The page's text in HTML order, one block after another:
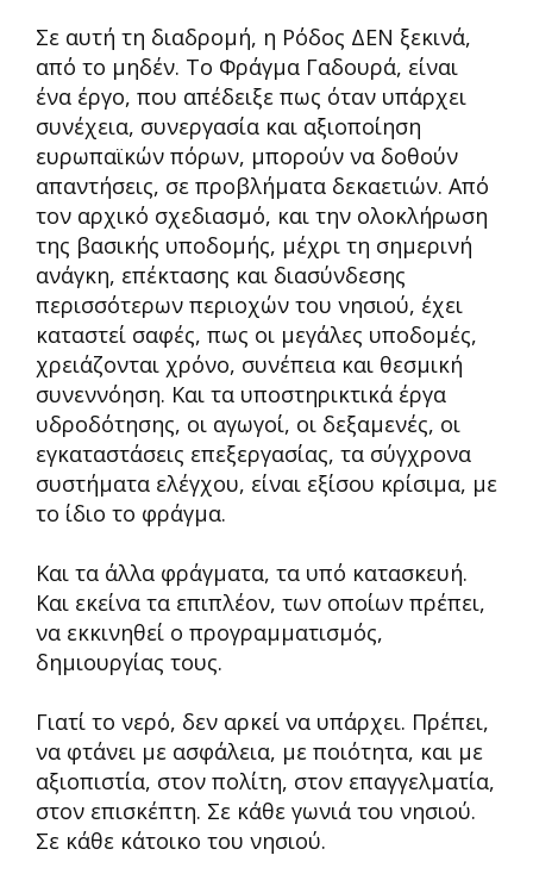
Σε αυτή τη διαδρομή, η Ρόδος ΔΕΝ ξεκινά,
από το μηδέν. Το Φράγμα Γαδουρά, είναι
ένα έργο, που απέδειξε πως όταν υπάρχει
συνέχεια, συνεργασία και αξιοποίηση
ευρωπαϊκών πόρων, μπορούν να δοθούν
απαντήσεις, σε προβλήματα δεκαετιών. Από
τον αρχικό σχεδιασμό, και την ολοκλήρωση
της βασικής υποδομής, μέχρι τη σημερινή
ανάγκη, επέκτασης και διασύνδεσης
περισσότερων περιοχών του νησιού, έχει
καταστεί σαφές, πως οι μεγάλες υποδομές,
χρειάζονται χρόνο, συνέπεια και θεσμική
συνεννόηση. Και τα υποστηρικτικά έργα
υδροδότησης, οι αγωγοί, οι δεξαμενές, οι
εγκαταστάσεις επεξεργασίας, τα σύγχρονα
συστήματα ελέγχου, είναι εξίσου κρίσιμα, με
το ίδιο το φράγμα.
Και τα άλλα φράγματα, τα υπό κατασκευή.
Και εκείνα τα επιπλέον, των οποίων πρέπει,
να εκκινηθεί ο προγραμματισμός,
δημιουργίας τους.
Γιατί το νερό, δεν αρκεί να υπάρχει. Πρέπει,
να φτάνει με ασφάλεια, με ποιότητα, και με
αξιοπιστία, στον πολίτη, στον επαγγελματία,
στον επισκέπτη. Σε κάθε γωνιά του νησιού.
Σε κάθε κάτοικο του νησιού.